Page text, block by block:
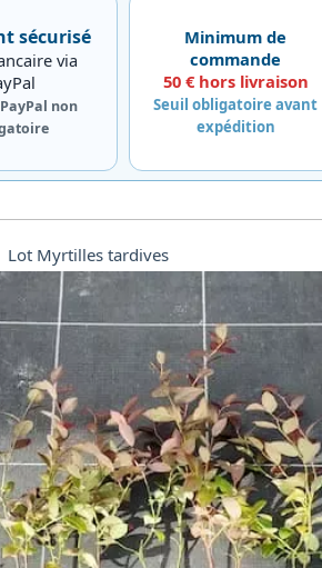
sécurisé
via
non
Minimum de
commande
50 € hors livraison
Seuil obligatoire avant
expédition
Lot Myrtilles tardives